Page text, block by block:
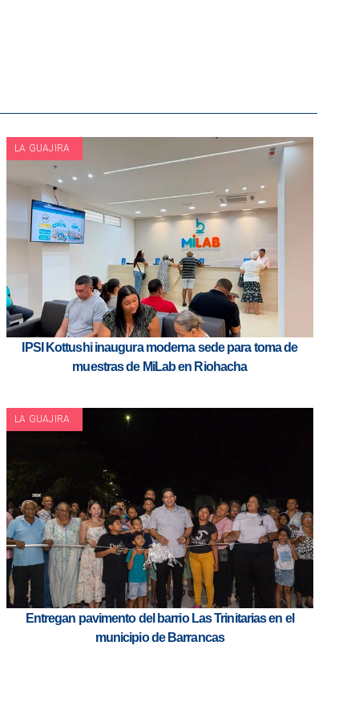
LA GUAJIRA
IPSI Kottushi inaugura moderna sede para toma de
muestras de MiLab en Riohacha
LA GUAJIRA
Entregan pavimento del barrio Las Trinitarias en el
municipio de Barrancas